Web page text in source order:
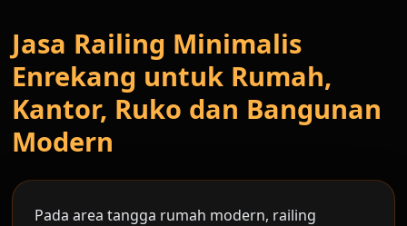
Jasa Railing Minimalis
Enrekang untuk Rumah,
Kantor, Ruko dan Bangunan
Modern
Pada area tangga rumah modern, railing